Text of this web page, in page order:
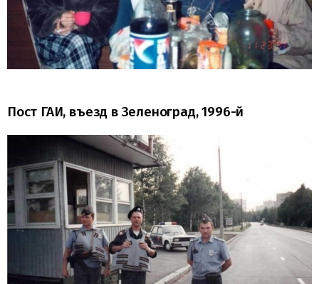
Пост ГАИ, въезд в Зеленоград, 1996-й